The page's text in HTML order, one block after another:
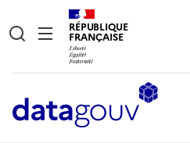
RÉPUBLIQUE
FRANÇAISE